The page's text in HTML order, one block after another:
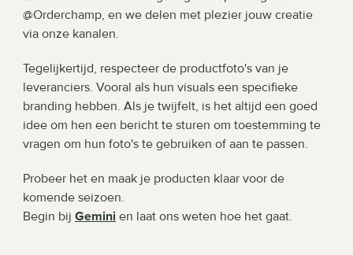
@Orderchamp, en we delen met plezier jouw creatie
via onze kanalen.
Tegelijkertijd, respecteer de productfoto's van je
leveranciers. Vooral als hun visuals een specifieke
branding hebben. Als je twijfelt, is het altijd een goed
idee om hen een bericht te sturen om toestemming te
vragen om hun foto's te gebruiken of aan te passen.
Probeer het en maak je producten klaar voor de
komende seizoen.
Begin bij Gemini en laat ons weten hoe het gaat.